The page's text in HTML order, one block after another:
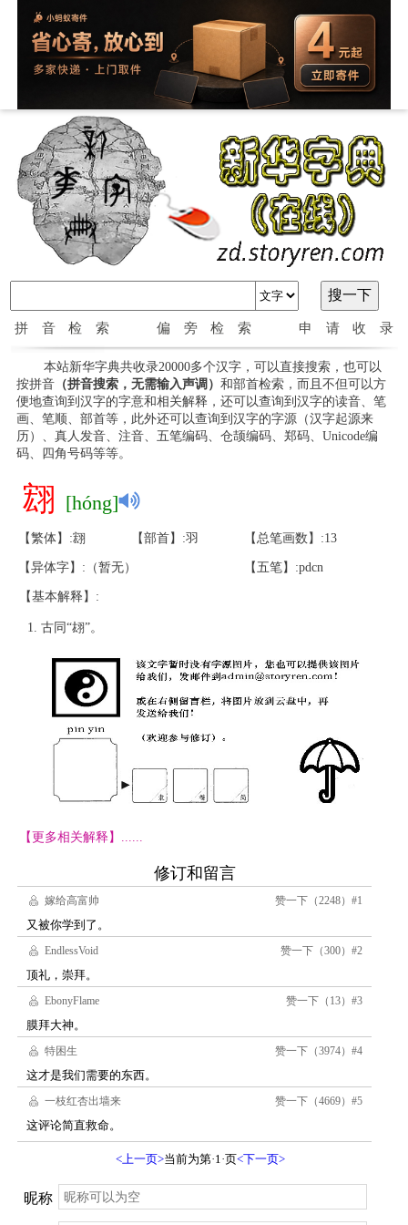
拼音检索 偏旁检索 申请收录
本站新华字典共收录20000多个汉字，可以直接搜索，也可以
按拼音（拼音搜索，无需输入声调） 和部首检索，而且不但可以方
便地查询到汉字的字意和相关解释，还可以查询到汉字的读音、笔
画、笔顺、部首等，此外还可以查询到汉字的字源（汉字起源来
历）、真人发音、注音、五笔编码、仓颉编码、郑码、Unicode编
码、四角号码等等。
翝 [hóng]
【繁体】:翝 【部首】:羽 【总笔画数】:13
【异体字】:（暂无） 【五笔】:pdcn
【基本解释】:
古同“翃”。
【更多相关解释】......